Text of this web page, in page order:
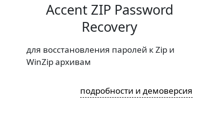
Accent ZIP Password
Recovery
для восстановления паролей к Zip и
WinZip архивам
подробности и демоверсия